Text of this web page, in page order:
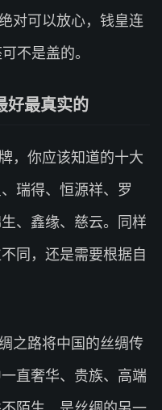
对可以放心，钱皇连
不是盖的。
好最真实的
，你应该知道的十大
瑞得、恒源祥、罗
、鑫缘、慈云。同样
同，还是需要根据自
之路将中国的丝绸传
直奢华、贵族、高端